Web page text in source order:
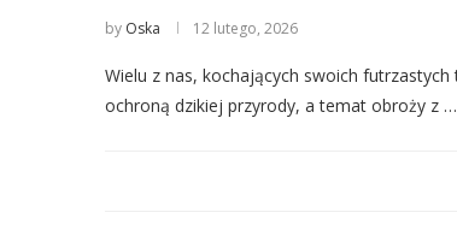
by Oska 12 lutego, 2026
Wielu z nas, kochających swoich
ochroną dzikiej przyrody, a temat obroży z …